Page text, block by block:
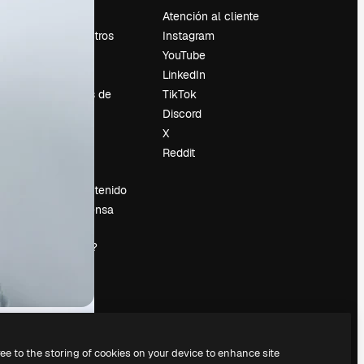
Sobre nosotros
Tendencias de
Vender contenido
Sala de prensa
magnific.ai?
Atención al cliente
Instagram
YouTube
LinkedIn
TikTok
Discord
X
Reddit
to the storing of cookies on your device to enhance site